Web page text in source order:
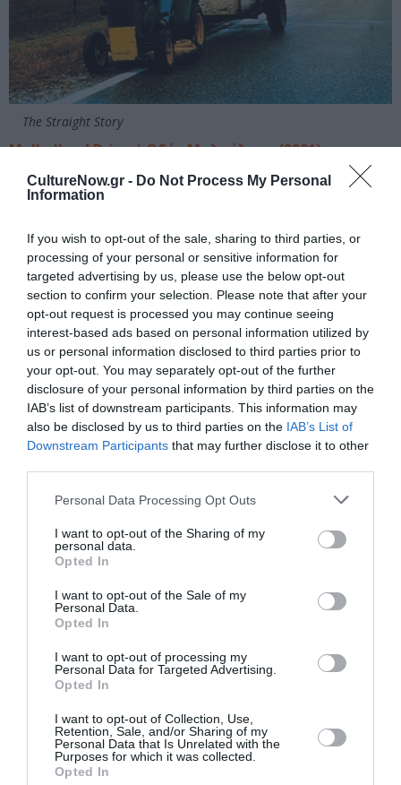
CultureNow.gr - Do Not Process My Personal
Information
If you wish to opt-out of the sale, sharing to third parties, or
processing of your personal or sensitive information for
targeted advertising by us, please use the below opt-out
section to confirm your selection. Please note that after your
opt-out request is processed you may continue seeing
interest-based ads based on personal information utilized by
us or personal information disclosed to third parties prior to
your opt-out. You may separately opt-out of the further
disclosure of your personal information by third parties on the
IAB’s list of downstream participants. This information may
also be disclosed by us to third parties on the IAB’s List of
Downstream Participants that may further disclose it to other
Personal Data Processing Opt Outs
I want to opt-out of the Sharing of my
personal data.
Opted In
I want to opt-out of the Sale of my
Personal Data.
Opted In
I want to opt-out of processing my
Personal Data for Targeted Advertising.
Opted In
I want to opt-out of Collection, Use,
Retention, Sale, and/or Sharing of my
Personal Data that Is Unrelated with the
Purposes for which it was collected.
Opted In
The Straight Story
Mulholland Drive | Οδός Μαλχόλαντ (2001)
Σκηνοθεσία: David Lynch
Bates, Dan Birnbaum
Διάρκεια: 147’
Μια μελαχρινή γυναίκα παθαίνει αμνησία μετά από ένα
τροχαίο. Περιπλανιέται στους δρόμους του Λος
Άντζελες προτού καταφύγει σε ένα διαμέρισμα. Εκεί την
ανακαλύπτει η Μπέτι, μια ξανθιά γυναίκα από τις
μεσοδυτικές πολιτείες των ΗΠΑ, που έχει έρθει στην
Πόλη των Αγγέλων αναζητώντας τη φήμη ως ηθοποιός.
Μαζί, οι δυο τους προσπαθούν να λύσουν το μυστήριο
της αληθινής ταυτότητας της Ρίτα, σε ένα ονειρικό Λος
INLAND EMPIRE (2006)
Σκηνοθεσία: David Lynch
Παίζουν: Laura Dern, Jeremy Irons, Justin Theroux, Harry
Dean Stanton
Διάρκεια: 180’
Μια σταρ του Χόλιγουντ ετοιμάζεται να
πρωταγωνιστήσει στο ριμέικ μιας «καταραμένης»
πολωνικής ταινίας. Όσο βυθίζεται στον ρόλο, ο κόσμος
της μετατρέπεται σε έναν σουρεαλιστικό εφιάλτη.
ΜΑΡΑΘΩΝΙΟΣ Twin Peaks (1990, 1991, 2017)